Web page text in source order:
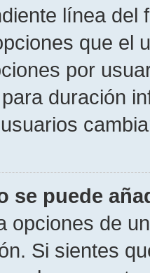
línea del
que el
por
duración
se puede
opciones de
Si sientes